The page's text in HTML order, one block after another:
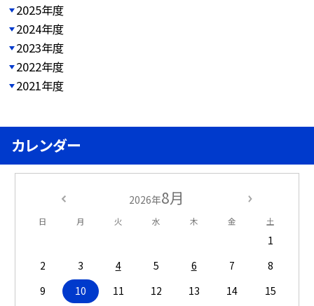
2025年度
2024年度
2023年度
2022年度
2021年度
カレンダー
2026年8月
日 月 火 水 木 金 土
1
2
3 4 5 6 7
8
9
10 11 12 13 14
15